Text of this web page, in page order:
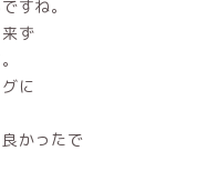
すね。
ず
に
かったで